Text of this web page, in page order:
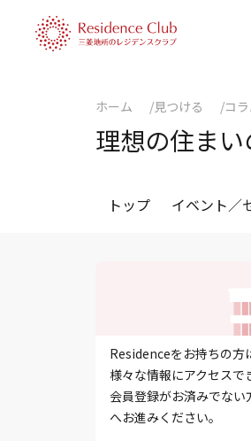
ホーム 見つける コ
理想の住ま
トップ イベント／
Residenceをお持ちの方
様々な情報にアクセスで
会員登録がお済みでな
へお進みください。